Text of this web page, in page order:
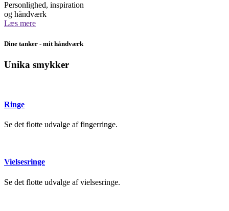
Personlighed, inspiration
og håndværk
Læs mere
Dine tanker - mit håndværk
Unika smykker
Ringe
Se det flotte udvalge af fingerringe.
Vielsesringe
Se det flotte udvalge af vielsesringe.